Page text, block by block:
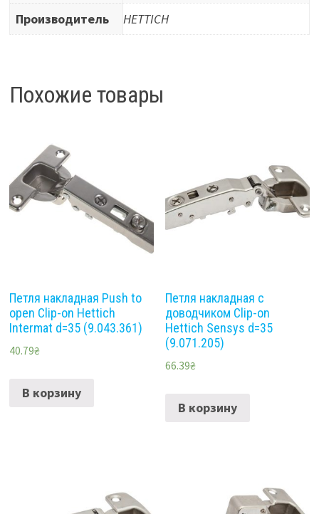
Производитель HETTICH
Похожие товары
Петля накладная Push to
open Clip-on Hettich
Intermat d=35 (9.043.361)
40.79₴
В корзину
Петля накладная с
доводчиком Clip-on
Hettich Sensys d=35
(9.071.205)
66.39₴
В корзину